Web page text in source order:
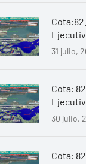
31 julio,
Cota:
30 julio,
Cota: